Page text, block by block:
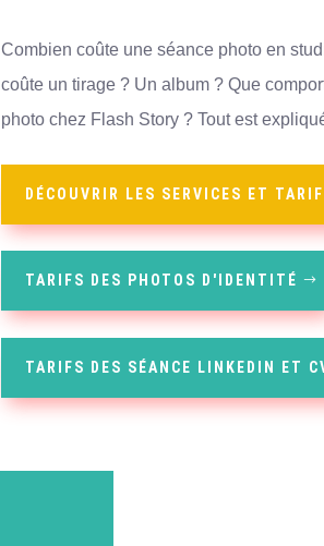
Combien coûte une séance photo en
coûte un tirage ? Un album ? Que
photo chez Flash Story ? Tout est
DÉCOUVRIR LES SERVICES ET
TARIFS DES PHOTOS D'IDENTITÉ
TARIFS DES SÉANCE LINKEDIN ET